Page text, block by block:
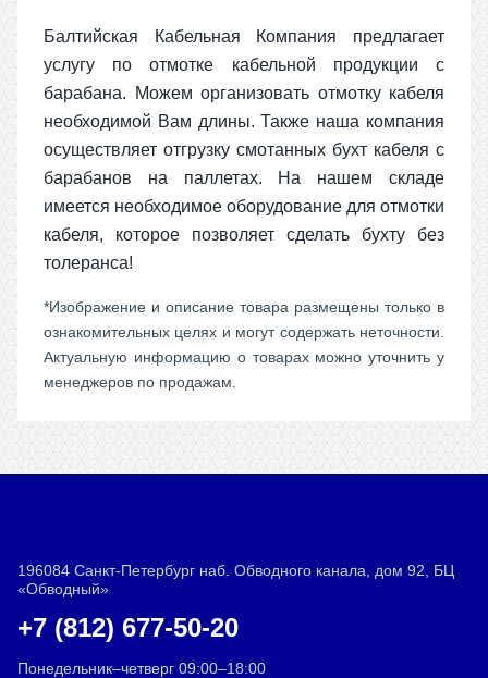
Балтийская Кабельная Компания предлагает
услугу по отмотке кабельной продукции с
барабана. Можем организовать отмотку кабеля
необходимой Вам длины. Также наша компания
осуществляет отгрузку смотанных бухт кабеля с
барабанов на паллетах. На нашем складе
имеется необходимое оборудование для отмотки
кабеля, которое позволяет сделать бухту без
толеранса!
*Изображение и описание товара размещены только в
ознакомительных целях и могут содержать неточности.
Актуальную информацию о товарах можно уточнить у
менеджеров по продажам.
196084 Санкт-Петербург наб. Обводного канала, дом 92, БЦ
«Обводный»
+7 (812) 677-50-20
Понедельник–четверг 09:00–18:00